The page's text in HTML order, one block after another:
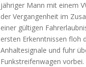
jähriger Mann mit einem
der Vergangenheit im
einer gültigen
ersten Erkenntnissen floh
Anhaltesignale und fuhr
Funkstreifenwagen vorbei.